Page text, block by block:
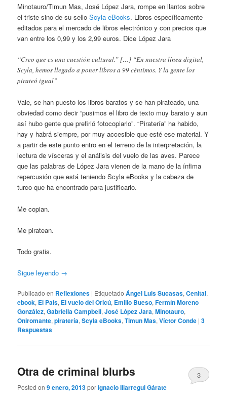
Minotauro/Timun Mas, José López Jara, rompe en llantos sobre
el triste sino de su selloScyla eBooks. Libros específicamente
editados para el mercado de libros electrónico y con precios que
van entre los 0,99 y los 2,99 euros. Dice López Jara
“Creo que es una cuestión cultural.” […] “En nuestra línea digital,
Scyla, hemos llegado a poner libros a 99 céntimos. Y la gente los
pirateó igual”
Vale, se han puesto los libros baratos y se han pirateado, una
obviedad como decir “pusimos el libro de texto muy barato y aun
así hubo gente que prefirió fotocopiarlo”. “Piratería” ha habido,
hay y habrá siempre, por muy accesible que esté ese material. Y
a partir de este punto entro en el terreno de la interpretación, la
lectura de vísceras y el análisis del vuelo de las aves. Parece
que las palabras de López Jara vienen de la mano de la ínfima
repercusión que está teniendo Scyla eBooks y la cabeza de
turco que ha encontrado para justificarlo.
Me copian.
Me piratean.
Todo gratis.
Sigue leyendo →
Publicado en Reflexiones | Etiquetado Ángel Luis Sucasas,Cenital,
ebook, El País, El vuelo del Oricú, Emilio Bueso,Fermín Moreno
González,Gabriella Campbell,José López Jara,Minotauro,
Oniromante,piratería,Scyla eBooks,Timun Mas,Víctor Conde |3
Respuestas
Otra de criminal blurbs
Posted on9 enero, 2013porIgnacio Illarregui Gárate
3